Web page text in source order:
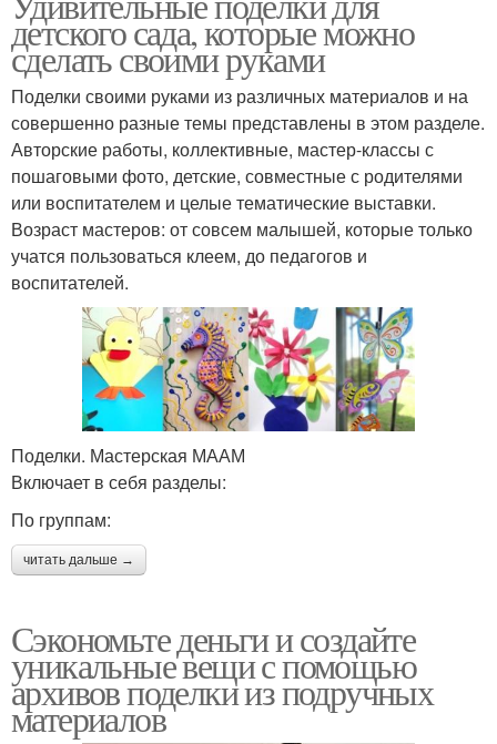
детского сада, которые можно
сделать своими руками
Поделки своими руками из различных материалов и на
совершенно разные темы представлены в этом разделе.
Авторские работы, коллективные, мастер-классы с
пошаговыми фото, детские, совместные с родителями
или воспитателем и целые тематические выставки.
Возраст мастеров: от совсем малышей, которые только
учатся пользоваться клеем, до педагогов и
воспитателей.
Поделки. Мастерская МААМ
Включает в себя разделы:
По группам:
читать дальше →
Сэкономьте деньги и создайте
уникальные вещи с помощью
архивов поделки из подручных
материалов